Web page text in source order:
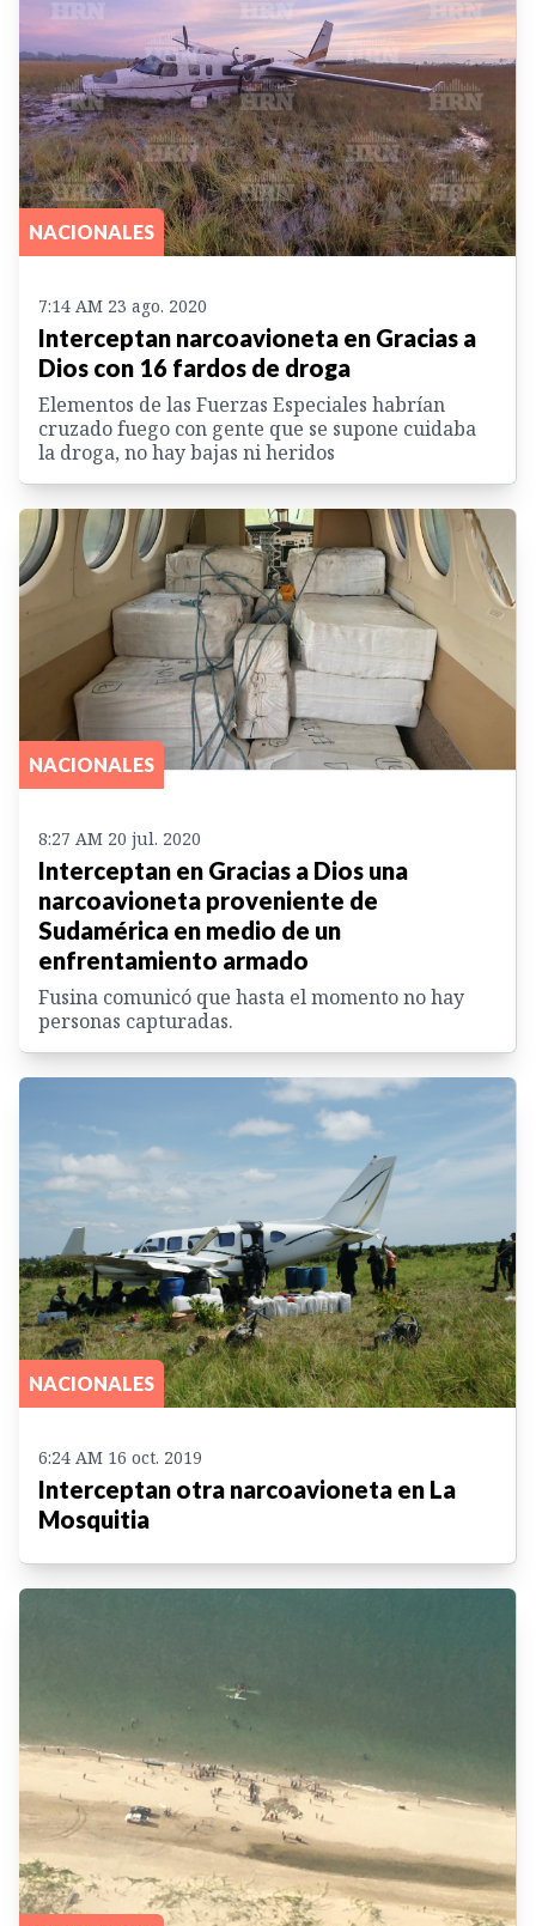
NACIONALES
7:14 AM 23 ago. 2020
Interceptan narcoavioneta en Gracias a
Dios con 16 fardos de droga
Elementos de las Fuerzas Especiales habrían
cruzado fuego con gente que se supone cuidaba
la droga, no hay bajas ni heridos
NACIONALES
8:27 AM 20 jul. 2020
Interceptan en Gracias a Dios una
narcoavioneta proveniente de
Sudamérica en medio de un
enfrentamiento armado
Fusina comunicó que hasta el momento no hay
personas capturadas.
NACIONALES
6:24 AM 16 oct. 2019
Interceptan otra narcoavioneta en La
Mosquitia